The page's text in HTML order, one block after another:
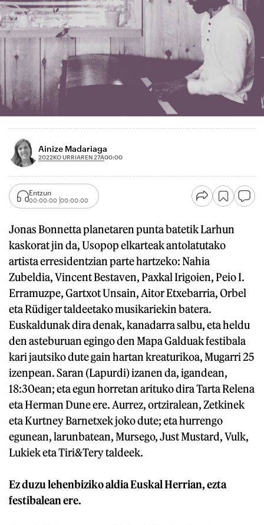
Ainize Madariaga
2022KO URRIAREN 27A00:00
Entzun
00:00:00 00:00:00
Jonas Bonnetta planetaren punta batetik Larhun
kaskorat jin da, Usopop elkarteak antolatutako
artista erresidentzian parte hartzeko: Nahia
Zubeldia, Vincent Bestaven, Paxkal Irigoien, Peio I.
Erramuzpe, Gartxot Unsain, Aitor Etxebarria, Orbel
eta Rüdiger taldeetako musikariekin batera.
Euskaldunak dira denak, kanadarra salbu, eta heldu
den asteburuan egingo den Mapa Galduak festibala
kari jautsiko dute gain hartan kreaturikoa, Mugarri 25
izenpean. Saran (Lapurdi) izanen da, igandean,
18:30ean; eta egun horretan arituko dira Tarta Relena
eta Herman Dune ere. Aurrez, ortziralean, Zetkinek
eta Kurtney Barnetxek joko dute; eta hurrengo
egunean, larunbatean, Mursego, Just Mustard, Vulk,
Lukiek eta Tiri&Tery taldeek.
Ez duzu lehenbiziko aldia Euskal Herrian, ezta
festibalean ere.